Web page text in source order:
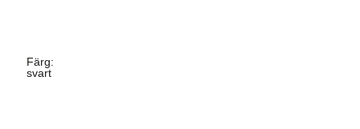
Färg:
svart